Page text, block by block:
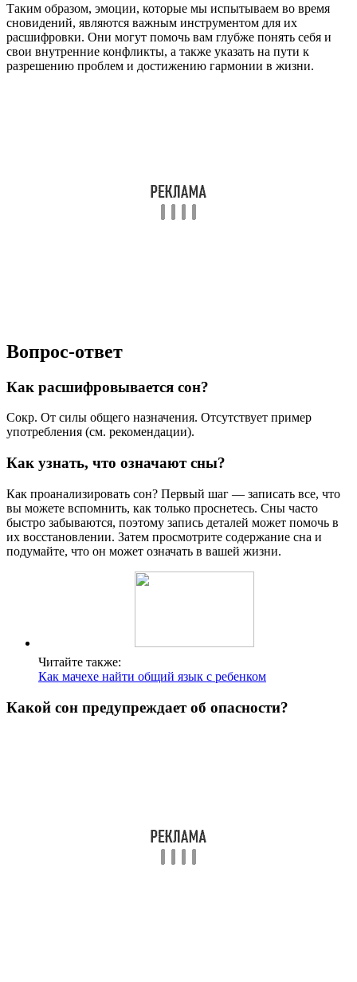
Таким образом, эмоции, которые мы испытываем во время
сновидений, являются важным инструментом для их
расшифровки. Они могут помочь вам глубже понять себя и
свои внутренние конфликты, а также указать на пути к
разрешению проблем и достижению гармонии в жизни.
Вопрос-ответ
Как расшифровывается сон?
Сокр. От силы общего назначения. Отсутствует пример
употребления (см. рекомендации).
Как узнать, что означают сны?
Как проанализировать сон? Первый шаг — записать все, что
вы можете вспомнить, как только проснетесь. Сны часто
быстро забываются, поэтому запись деталей может помочь в
их восстановлении. Затем просмотрите содержание сна и
подумайте, что он может означать в вашей жизни.
Читайте также:
Как мачехе найти общий язык с ребенком
Какой сон предупреждает об опасности?